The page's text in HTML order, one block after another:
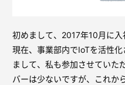
初めまして、2017年10月に入
現在、事業部内でIoTを活性
まして、私も参加させていた
バーは少ないですが、これか